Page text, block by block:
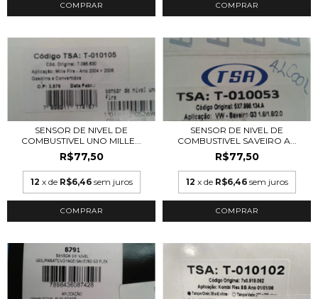
SENSOR DE NIVEL DE
COMBUSTIVEL UNO MILLE...
R$77,50
12 x de R$6,46 sem juros
SENSOR DE NIVEL DE
COMBUSTIVEL SAVEIRO A...
R$77,50
12 x de R$6,46 sem juros